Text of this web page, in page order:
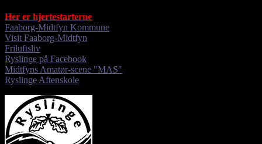
Her er hjertestarterne
Faaborg-Midtfyn Kommune
Visit Faaborg-Midtfyn
Friluftsliv
Ryslinge på Facebook
Midtfyns Amatør-scene "MAS"
Ryslinge Aftenskole